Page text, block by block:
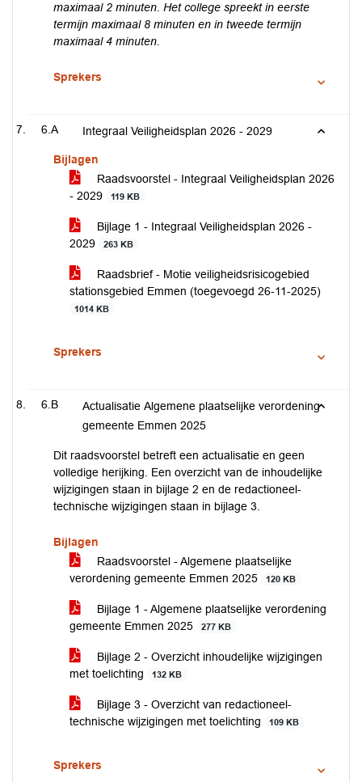
maximaal 2 minuten. Het college spreekt in eerste
termijn maximaal 8 minuten en in tweede termijn
maximaal 4 minuten.
Sprekers
6.A Integraal Veiligheidsplan 2026 - 2029
Bijlagen
Raadsvoorstel - Integraal Veiligheidsplan 2026
- 2029
119 KB
Bijlage 1 - Integraal Veiligheidsplan 2026 -
2029
263 KB
Raadsbrief - Motie veiligheidsrisicogebied
stationsgebied Emmen (toegevoegd 26-11-2025)
1014 KB
Sprekers
6.B
Actualisatie Algemene plaatselijke verordening
gemeente Emmen 2025
Dit raadsvoorstel betreft een actualisatie en geen
volledige herijking. Een overzicht van de inhoudelijke
wijzigingen staan in bijlage 2 en de redactioneel-
technische wijzigingen staan in bijlage 3.
Bijlagen
Raadsvoorstel - Algemene plaatselijke
verordening gemeente Emmen 2025
120 KB
Bijlage 1 - Algemene plaatselijke verordening
gemeente Emmen 2025
277 KB
Bijlage 2 - Overzicht inhoudelijke wijzigingen
met toelichting
132 KB
Bijlage 3 - Overzicht van redactioneel-
technische wijzigingen met toelichting
109 KB
Sprekers